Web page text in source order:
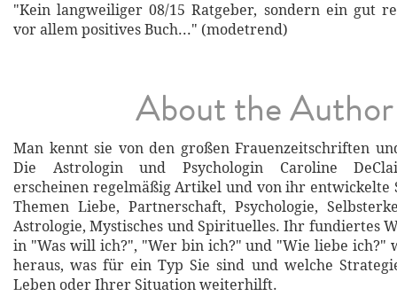
"Kein langweiliger 08/15 Ratgeber, sondern ein gut
vor allem positives Buch..." (modetrend)
About the Author
Man kennt sie von den großen Frauenzeitschriften
Die Astrologin und Psychologin Caroline
erscheinen regelmäßig Artikel und von ihr entwickelte
Themen Liebe, Partnerschaft, Psychologie,
Astrologie, Mystisches und Spirituelles. Ihr fundiertes
in "Was will ich?", "Wer bin ich?" und "Wie liebe ich?"
heraus, was für ein Typ Sie sind und welche
Leben oder Ihrer Situation weiterhilft.